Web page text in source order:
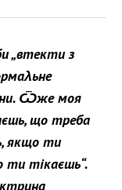
„втекти з
Ѿже моя
що треба
якщо ти
тікаєшь“.